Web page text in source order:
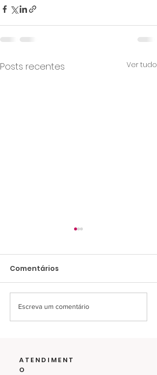
Posts recentes Ver tudo
Últimos dias para
ajudar na campanha
Comentários
Escreva um comentário
ATENDIMENT
O